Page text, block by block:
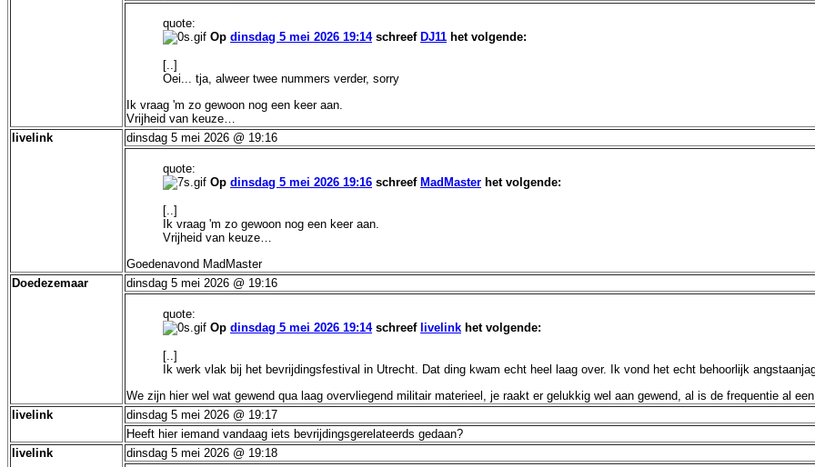
quote:
Op dinsdag 5 mei 2026 19:14schreef DJ11 het volgende:
[..]
Oei... tja, alweer twee nummers verder, sorry
Ik vraag 'm zo gewoon nog een keer aan.
Vrijheid van keuze…
livelink
dinsdag 5 mei 2026 @ 19:16
quote:
Op dinsdag 5 mei 2026 19:16 schreef MadMaster het volgende:
[..]
Ik vraag 'm zo gewoon nog een keer aan.
Vrijheid van keuze…
Goedenavond MadMaster
Doedezemaar
dinsdag 5 mei 2026 @ 19:16
quote:
Op dinsdag 5 mei 2026 19:14schreef livelink het volgende:
[..]
Ik werk vlak bij het bevrijdingsfestival in Utrecht. Dat ding kwam echt heel laag over. Ik vond het echt behoorlijk
We zijn hier wel wat gewend qua laag overvliegend militair materieel, je raakt er gelukkig wel aan gewend, al is de frequentie al
livelink
dinsdag 5 mei 2026 @ 19:17
Heeft hier iemand vandaag iets bevrijdingsgerelateerds gedaan?
livelink
dinsdag 5 mei 2026 @ 19:18